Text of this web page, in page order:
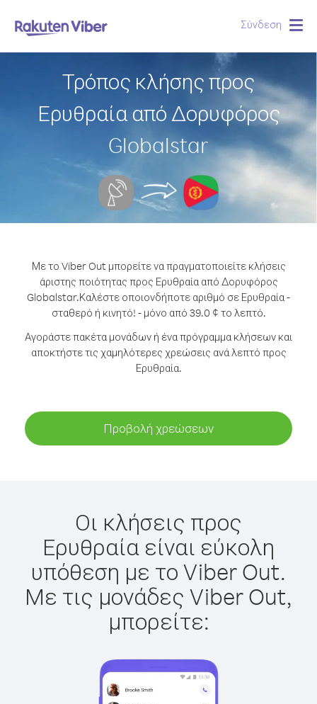
Σύνδεση
Τρόπος κλήσης προς
Ερυθραία από Δορυφόρος
Globalstar
Με το Viber Out μπορείτε να πραγματοποιείτε κλήσεις
άριστης ποιότητας προς Ερυθραία από Δορυφόρος
Globalstar.Καλέστε οποιονδήποτε αριθμό σε Ερυθραία -
σταθερό ή κινητό! - μόνο από 39.0 ¢ το λεπτό.
Αγοράστε πακέτα μονάδων ή ένα πρόγραμμα κλήσεων και
αποκτήστε τις χαμηλότερες χρεώσεις ανά λεπτό προς
Ερυθραία.
Προβολή χρεώσεων
Οι κλήσεις προς
Ερυθραία είναι εύκολη
υπόθεση με το Viber Out.
Με τις μονάδες Viber Out,
μπορείτε: